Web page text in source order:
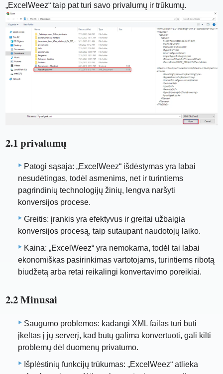
„ExcelWeez“ taip pat turi savo privalumų ir trūkumų.
2.1 privalumų
Patogi sąsaja: „ExcelWeez“ išdėstymas yra labai
nesudėtingas, todėl asmenims, net ir turintiems
pagrindinių technologijų žinių, lengva naršyti
konversijos procese.
Greitis: įrankis yra efektyvus ir greitai užbaigia
konversijos procesą, taip sutaupant naudotojų laiko.
Kaina: „ExcelWeez“ yra nemokama, todėl tai labai
ekonomiškas pasirinkimas vartotojams, turintiems ribotą
biudžetą arba retai reikalingi konvertavimo poreikiai.
2.2 Minusai
Saugumo problemos: kadangi XML failas turi būti
įkeltas į jų serverį, kad būtų galima konvertuoti, gali kilti
problemų dėl duomenų privatumo.
Išplėstinių funkcijų trūkumas: „ExcelWeez“ atlieka